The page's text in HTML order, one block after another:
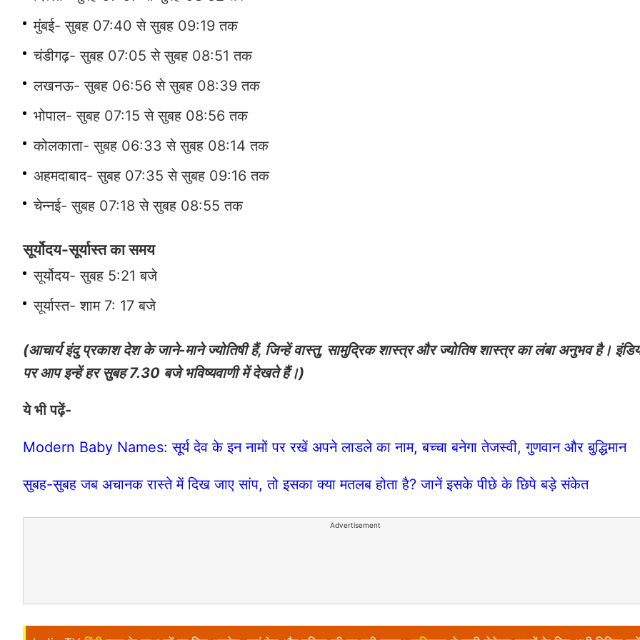
मुंबई- सुबह 07:40 से सुबह 09:19 तक
चंडीगढ़- सुबह 07:05 से सुबह 08:51 तक
लखनऊ- सुबह 06:56 से सुबह 08:39 तक
भोपाल- सुबह 07:15 से सुबह 08:56 तक
कोलकाता- सुबह 06:33 से सुबह 08:14 तक
अहमदाबाद- सुबह 07:35 से सुबह 09:16 तक
चेन्नई- सुबह 07:18 से सुबह 08:55 तक
सूर्योदय-सूर्यास्त का समय
सूर्योदय- सुबह 5:21 बजे
सूर्यास्त- शाम 7: 17 बजे
(आचार्य इंदु प्रकाश देश के जाने-माने ज्योतिषी हैं, जिन्हें वास्तु, सामुद्रिक शास्त्र और ज्योतिष शास्त्र का लंबा अनुभव है।
पर आप इन्हें हर सुबह 7.30 बजे भविष्यवाणी में देखते हैं।)
ये भी पढ़ें-
Modern Baby Names: सूर्य देव के इन नामों पर रखें अपने लाडले का नाम, बच्चा बनेगा तेजस्वी, गुणवान और बुद्धिमान
सुबह-सुबह जब अचानक रास्ते में दिख जाए सांप, तो इसका क्या मतलब होता है? जानें इसके पीछे के छिपे बड़े संकेत
Advertisement